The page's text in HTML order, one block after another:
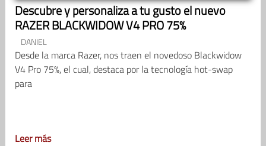
Descubre y personaliza a tu gusto el nuevo
RAZER BLACKWIDOW V4 PRO 75%
DANIEL
Desde la marca Razer, nos traen el novedoso Blackwidow
V4 Pro 75%, el cual, destaca por la tecnología hot-swap
para
Leer más